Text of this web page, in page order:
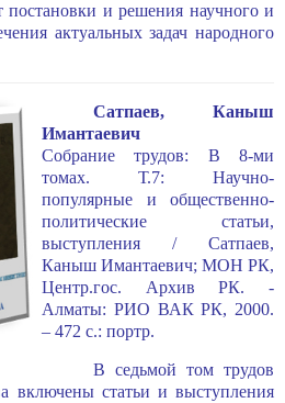
постановки и решения научного и
актуальных задач народного
Сатпаев, Каныш
Имантаевич
Собрание трудов: В 8-ми
томах. Т.7: Научно-
популярные и общественно-
политические статьи,
выступления / Сатпаев,
Каныш Имантаевич; МОН РК,
Центр.гос. Архив РК. -
Алматы: РИО ВАК РК, 2000.
– 472 с.: портр.
В седьмой том трудов
включены статьи и выс­тупления